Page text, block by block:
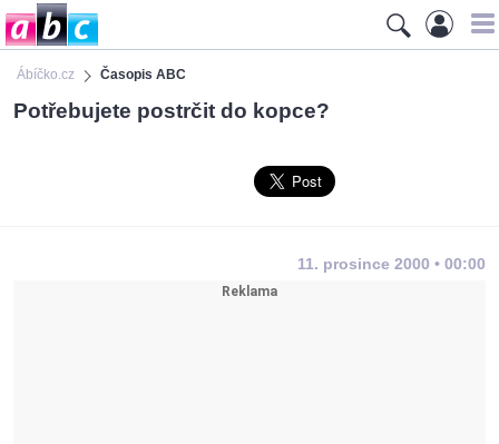
Ábíčko.cz Časopis ABC
Potřebujete postrčit do kopce?
11. prosince 2000 • 00:00